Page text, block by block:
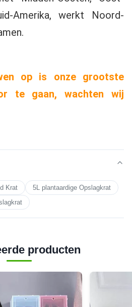
Amerika, werkt Noord-
op is onze grootste
te gaan, wachten wij
Krat
5L plantaardige Opslagkrat
producten